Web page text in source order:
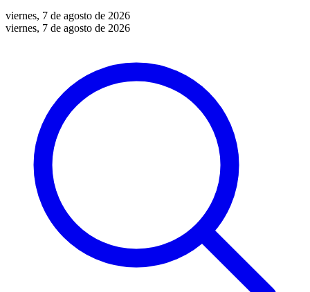
viernes, 7 de agosto de 2026
viernes, 7 de agosto de 2026